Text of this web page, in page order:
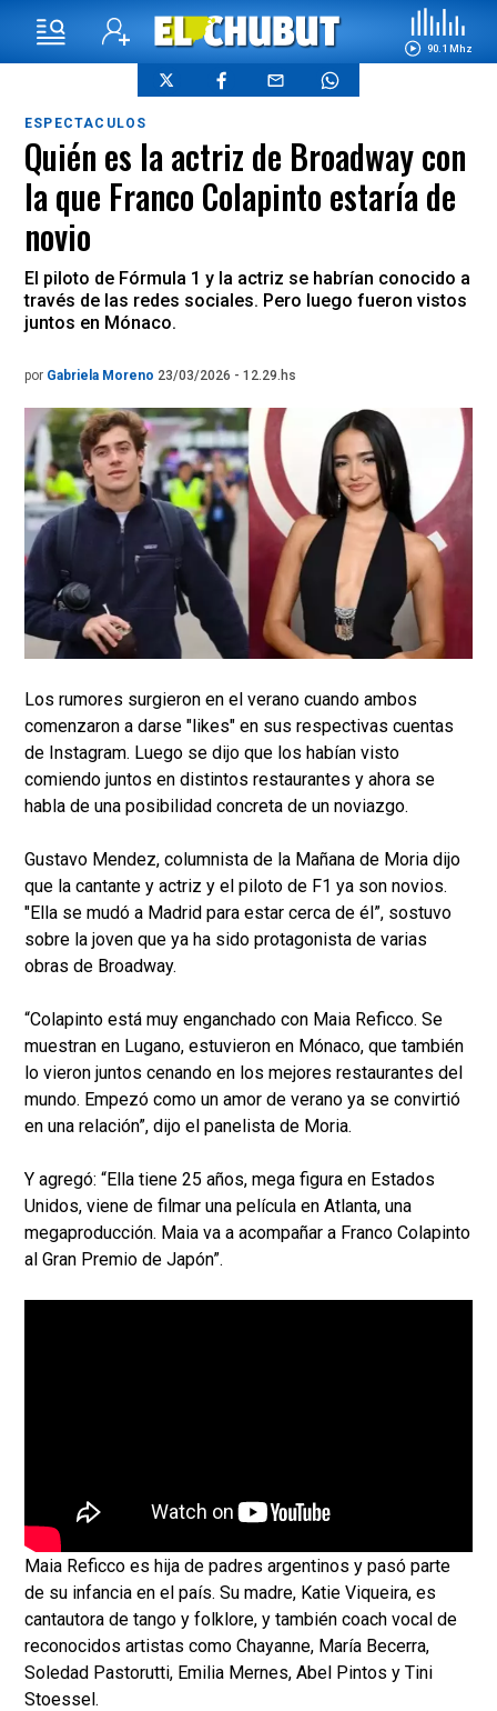
90.1 Mhz
ESPECTACULOS
Quién es la actriz de Broadway con
la que Franco Colapinto estaría de
novio
El piloto de Fórmula 1 y la actriz se habrían conocido a
través de las redes sociales. Pero luego fueron vistos
juntos en Mónaco.
por Gabriela Moreno 23/03/2026 - 12.29.hs
Los rumores surgieron en el verano cuando ambos
comenzaron a darse "likes" en sus respectivas cuentas
de Instagram. Luego se dijo que los habían visto
comiendo juntos en distintos restaurantes y ahora se
habla de una posibilidad concreta de un noviazgo.
Gustavo Mendez, columnista de la Mañana de Moria dijo
que la cantante y actriz y el piloto de F1 ya son novios.
"Ella se mudó a Madrid para estar cerca de él”, sostuvo
sobre la joven que ya ha sido protagonista de varias
obras de Broadway.
“Colapinto está muy enganchado con Maia Reficco. Se
muestran en Lugano, estuvieron en Mónaco, que también
lo vieron juntos cenando en los mejores restaurantes del
mundo. Empezó como un amor de verano ya se convirtió
en una relación”, dijo el panelista de Moria.
Y agregó: “Ella tiene 25 años, mega figura en Estados
Unidos, viene de filmar una película en Atlanta, una
megaproducción. Maia va a acompañar a Franco Colapinto
al Gran Premio de Japón”.
Maia Reficco es hija de padres argentinos y pasó parte
de su infancia en el país. Su madre, Katie Viqueira, es
cantautora de tango y folklore, y también coach vocal de
reconocidos artistas como Chayanne, María Becerra,
Soledad Pastorutti, Emilia Mernes, Abel Pintos y Tini
Stoessel.